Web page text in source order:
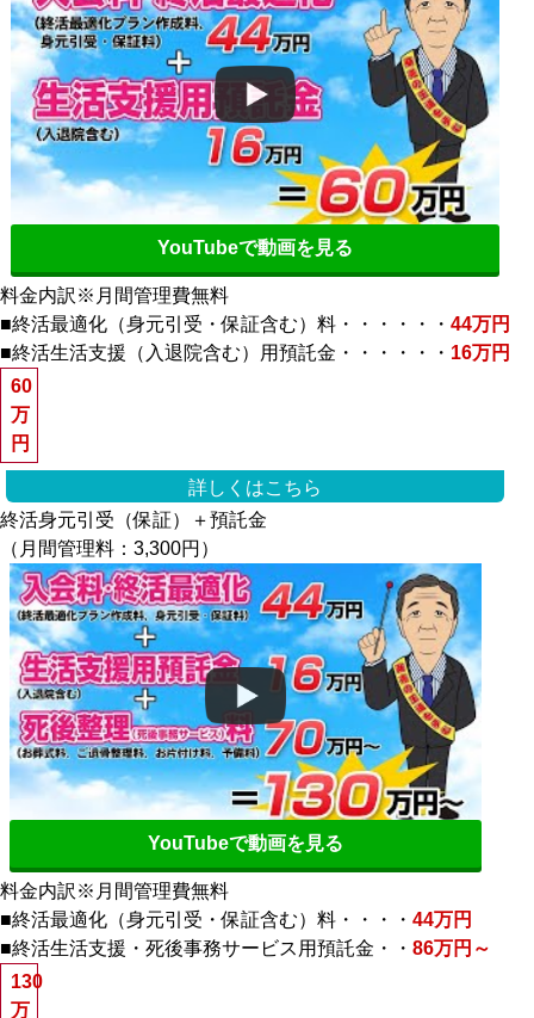
YouTubeで動画を見る
料金内訳 ※月間管理費無料
■終活最適化（身元引受・保証含む）料・・・・・・ 44万円
■終活生活支援（入退院含む）用預託金・・・・・・ 16万円
60
万
円
詳しくはこちら
終活身元引受（保証）＋預託金
（月間管理料：3,300円）
YouTubeで動画を見る
料金内訳 ※月間管理費無料
■終活最適化（身元引受・保証含む）料・・・・ 44万円
■終活生活支援・死後事務サービス用預託金・・ 86万円～
130
万